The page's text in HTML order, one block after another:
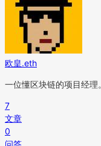
欧皇.eth
一位懂区块链的项目经
7
文章
0